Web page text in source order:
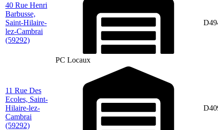
40 Rue Henri
Barbusse,
Saint-Hilaire-
lez-Cambrai
(59292)
PC Locaux
11 Rue Des
Ecoles, Saint-
Hilaire-lez-
Cambrai
(59292)